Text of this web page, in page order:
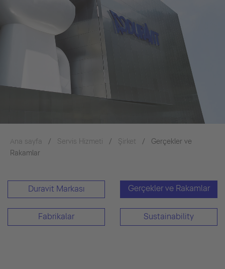
Ana sayfa Servis Hizmeti Şirket
Gerçekler ve
Rakamlar
Duravit Markası Gerçekler ve Rakamlar
Fabrikalar Sustainability